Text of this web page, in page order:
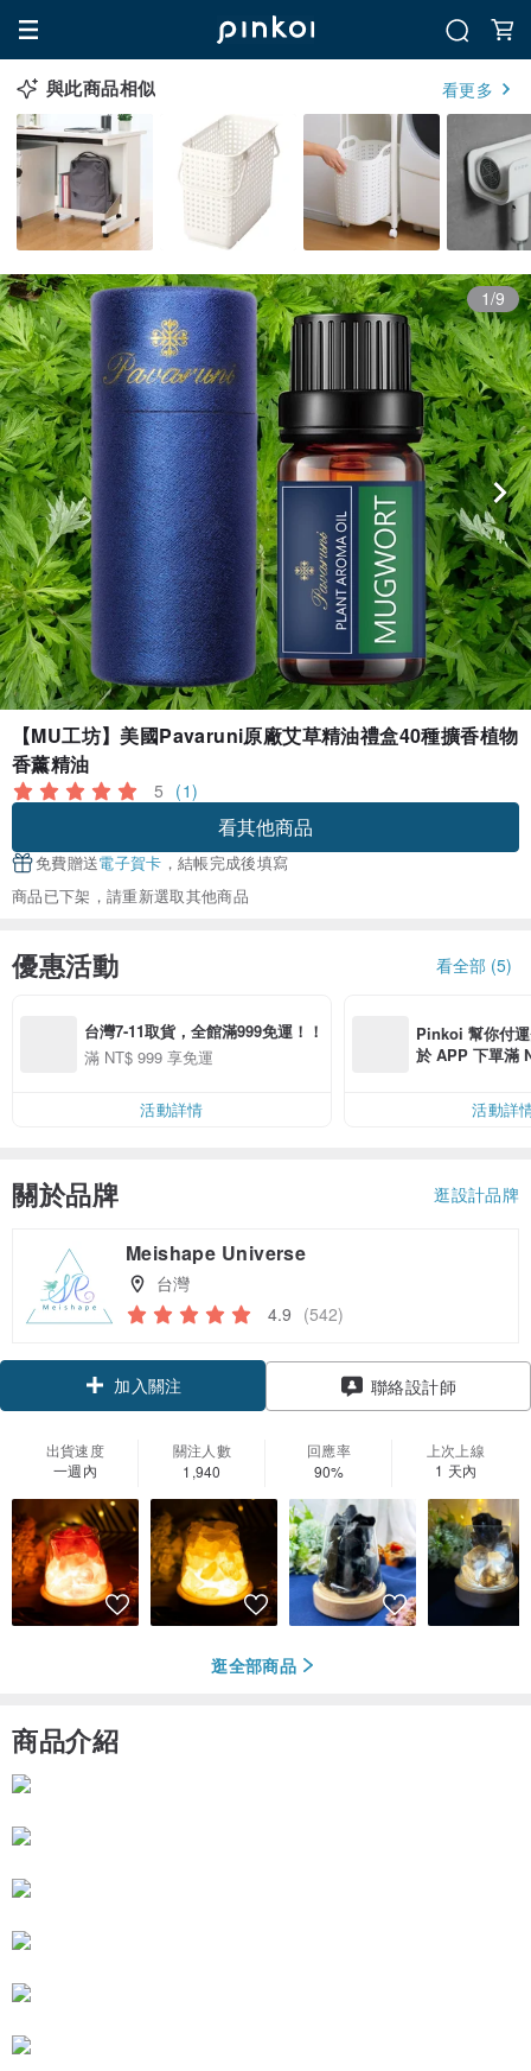
與此商品相似 看更多
1/9
【MU工坊】美國Pavaruni原廠艾草精油禮盒40種擴香植物
香薰精油
5 (1)
看其他商品
免費贈送電子賀卡 ，結帳完成後填寫
商品已下架，請重新選取其他商品
優惠活動 看全部 (5)
台灣7-11取貨，全館滿999免運！！
滿 NT$ 999 享免運
活動詳情
Pinkoi 幫你付
於 APP 下單滿
活動詳
關於品牌 逛設計品牌
Meishape Universe
台灣
4.9 (542)
加入關注 聯絡設計師
出貨速度
一週內
關注人數
1,940
回應率
90%
上次上線
1 天內
逛全部商品
商品介紹